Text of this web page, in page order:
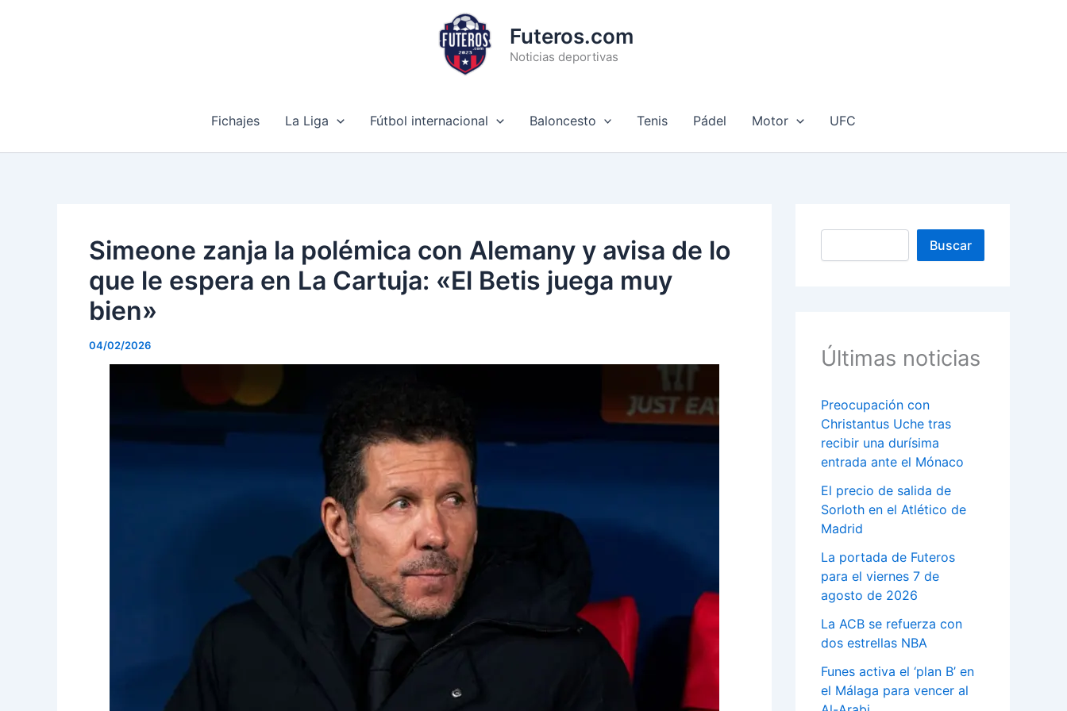
Futeros.com
Noticias deportivas
Fichajes La Liga Fútbol internacional Baloncesto Tenis Pádel Motor UFC
Simeone zanja la polémica con Alemany y avisa de lo
que le espera en La Cartuja: «El Betis juega muy
bien»
04/02/2026
Buscar
Buscar
Últimas noticias
Preocupación con
Christantus Uche tras
recibir una durísima
entrada ante el Mónaco
El precio de salida de
Sorloth en el Atlético de
Madrid
La portada de Futeros
para el viernes 7 de
agosto de 2026
La ACB se refuerza con
dos estrellas NBA
Funes activa el ‘plan B’ en
el Málaga para vencer al